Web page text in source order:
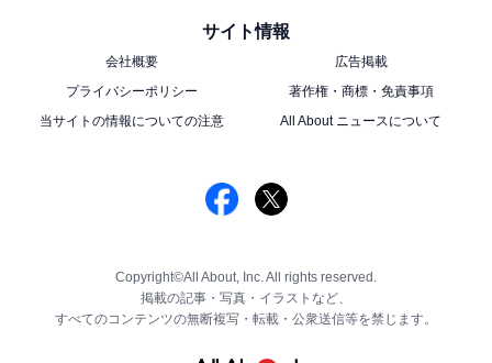
サイト情報
会社概要
広告掲載
プライバシーポリシー
著作権・商標・免責事項
当サイトの情報についての注意
All About ニュースについて
Copyright©All About, Inc. All rights reserved.
掲載の記事・写真・イラストなど、
すべてのコンテンツの無断複写・転載・公衆送信等を禁じます。